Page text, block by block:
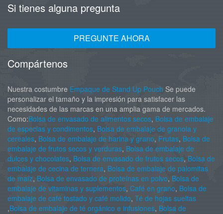
Si tienes alguna pregunta
PREGUNTE AHORA
Compártenos
Nuestra costumbre Empaque de Stand Up Pouch Se puede
personalizar el tamaño y la impresión para satisfacer las
necesidades de las marcas en una amplia gama de mercados.
Como:Bolsa de envasado de alimentos secos, Bolsa de embalaje
de especias y condimentos, Bolsa de embalaje de granola y
cereales, Bolsa de embalaje de harina y grano, Frutas, Bolsa de
embalaje de frutos secos y verduras, Bolsa de embalaje de
dulces y chocolates, Bolsa de envasado de frutos secos, Bolsa de
embalaje de cecina de ternera, Bolsa de embalaje de palomitas
de maíz, Bolsa de envasado de proteínas en polvo, Bolsa de
embalaje de vitaminas y suplementos, Café en grano, Bolsa de
embalaje de café tostado y café molido, Té de hojas sueltas
,Bolsa de embalaje de té orgánico e infusiones, Bolsa de